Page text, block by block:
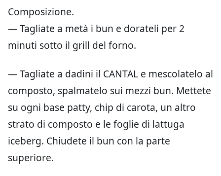
Composizione.
— Tagliate a metà i bun e dorateli per 2
minuti sotto il grill del forno.
— Tagliate a dadini il CANTAL e mescolatelo al
composto, spalmatelo sui mezzi bun. Mettete
su ogni base patty, chip di carota, un altro
strato di composto e le foglie di lattuga
iceberg. Chiudete il bun con la parte
superiore.